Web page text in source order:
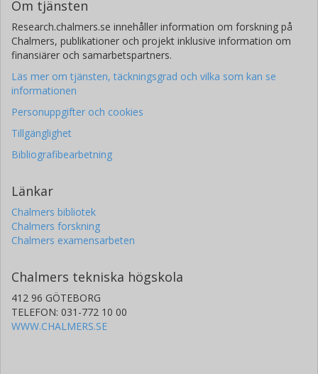
Om tjänsten
Research.chalmers.se innehåller information om forskning på
Chalmers, publikationer och projekt inklusive information om
finansiärer och samarbetspartners.
Läs mer om tjänsten, täckningsgrad och vilka som kan se
informationen
Personuppgifter och cookies
Tillgänglighet
Bibliografibearbetning
Länkar
Chalmers bibliotek
Chalmers forskning
Chalmers examensarbeten
Chalmers tekniska högskola
412 96 GÖTEBORG
TELEFON: 031-772 10 00
WWW.CHALMERS.SE